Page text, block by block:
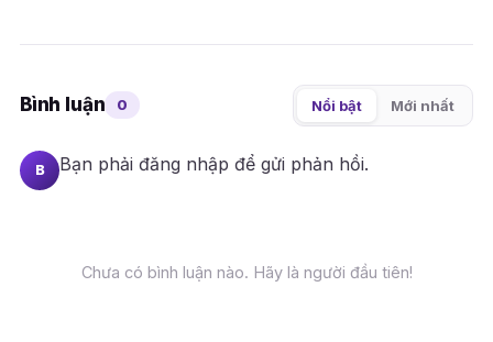
Bình luận 0 Nổi bật Mới nhất
B Bạn phải đăng nhập để gửi phản hồi.
Chưa có bình luận nào. Hãy là người đầu tiên!